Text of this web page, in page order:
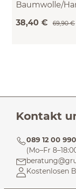
Baumwolle/
38,40 € 69,90 €
Kontakt
089 12 00 990
(Mo–Fr
Kostenlosen